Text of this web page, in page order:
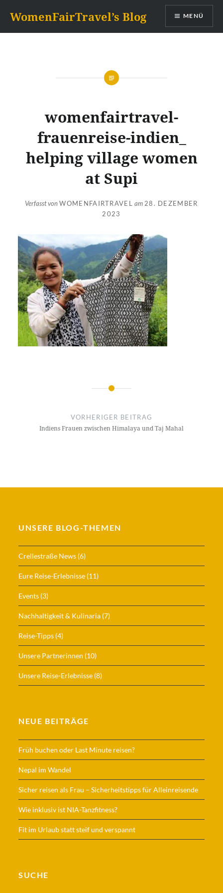
Inhalt
springen
WomenFairTravel’s Blog MENÜ
womenfairtravel-
frauenreise-indien_
helping village women
at Supi
Verfasst vonWOMENFAIRTRAVEL am 28. DEZEMBER
2023
Beitragsnavigation
VORHERIGER BEITRAG
Indiens Frauen zwischen Himalaya und Taj Mahal
UNSERE BLOG-THEMEN
Crellestraße News (6)
Eure Reise-Erlebnisse (11)
Events (3)
Nachhaltigkeit & Kulinaria (7)
Reise-Tipps (4)
Unsere Partnerinnen (10)
Unsere Reise-Erlebnisse (8)
NEUE BEITRÄGE
Früh buchen oder Last Minute reisen?
Nepal im Wandel
Sicher reisen als Frau – Sicherheitstipps für Alleinreisende
Wie inklusiv ist NIA-Tanzfitness?
Fit im Urlaub statt steif und verspannt
SUCHE